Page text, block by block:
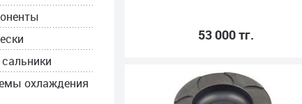
охлаждения
53 000 тг.